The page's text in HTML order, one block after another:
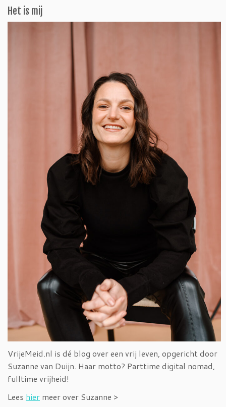
Het is mij
VrijeMeid.nl is dé blog over een vrij leven, opgericht door
Suzanne van Duijn. Haar motto? Parttime digital nomad,
fulltime vrijheid!
Lees hier meer over Suzanne >